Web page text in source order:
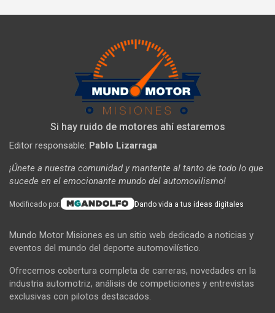
Si hay ruido de motores ahí estaremos
Editor responsable: Pablo Lizarraga
¡Únete a nuestra comunidad y mantente al tanto de todo lo que
sucede en el emocionante mundo del automovilismo!
Modificado por: Dando vida a tus ideas digitales
Mundo Motor Misiones es un sitio web dedicado a noticias y
eventos del mundo del deporte automovilístico.
Ofrecemos cobertura completa de carreras, novedades en la
industria automotriz, análisis de competiciones y entrevistas
exclusivas con pilotos destacados.